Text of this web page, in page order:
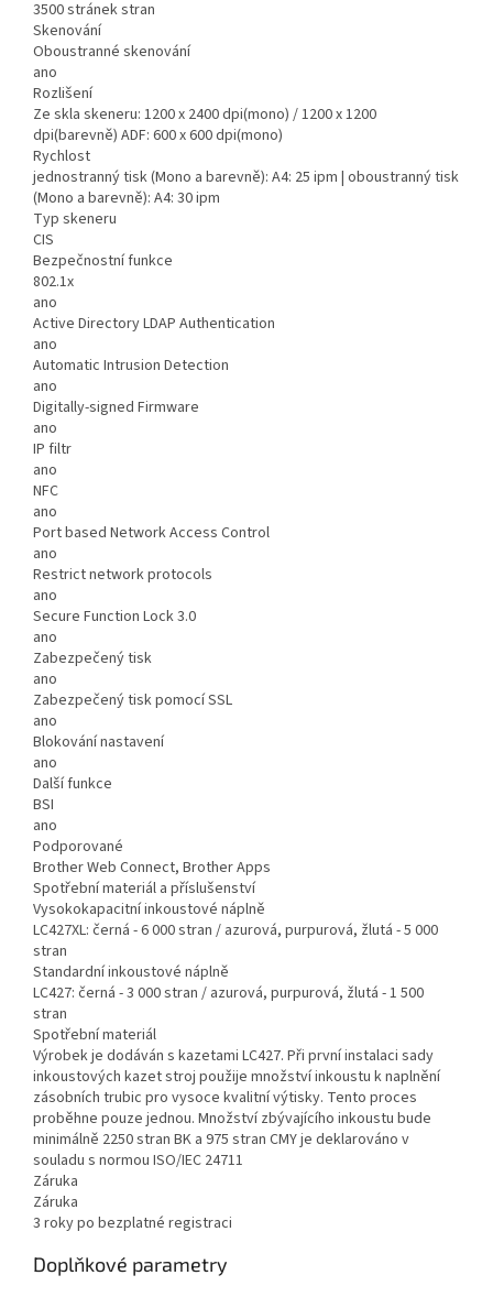
3500 stránek stran
Skenování
Oboustranné skenování
ano
Rozlišení
Ze skla skeneru: 1200 x 2400 dpi(mono) / 1200 x 1200
dpi(barevně) ADF: 600 x 600 dpi(mono)
Rychlost
jednostranný tisk (Mono a barevně): A4: 25 ipm | oboustranný tisk
(Mono a barevně): A4: 30 ipm
Typ skeneru
CIS
Bezpečnostní funkce
802.1x
ano
Active Directory LDAP Authentication
ano
Automatic Intrusion Detection
ano
Digitally-signed Firmware
ano
IP filtr
ano
NFC
ano
Port based Network Access Control
ano
Restrict network protocols
ano
Secure Function Lock 3.0
ano
Zabezpečený tisk
ano
Zabezpečený tisk pomocí SSL
ano
Blokování nastavení
ano
Další funkce
BSI
ano
Podporované
Brother Web Connect, Brother Apps
Spotřební materiál a příslušenství
Vysokokapacitní inkoustové náplně
LC427XL: černá - 6 000 stran / azurová, purpurová, žlutá - 5 000
stran
Standardní inkoustové náplně
LC427: černá - 3 000 stran / azurová, purpurová, žlutá - 1 500
stran
Spotřební materiál
Výrobek je dodáván s kazetami LC427. Při první instalaci sady
inkoustových kazet stroj použije množství inkoustu k naplnění
zásobních trubic pro vysoce kvalitní výtisky. Tento proces
proběhne pouze jednou. Množství zbývajícího inkoustu bude
minimálně 2250 stran BK a 975 stran CMY je deklarováno v
souladu s normou ISO/IEC 24711
Záruka
Záruka
3 roky po bezplatné registraci
Doplňkové parametry